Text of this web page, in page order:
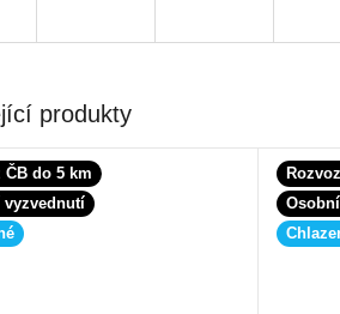
produkty
ČB do 5 km
vyzvednutí